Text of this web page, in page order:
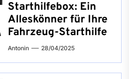
Starthilfebox: Ein
Alleskönner für Ihre
Fahrzeug-Starthilfe
Antonin 28/04/2025